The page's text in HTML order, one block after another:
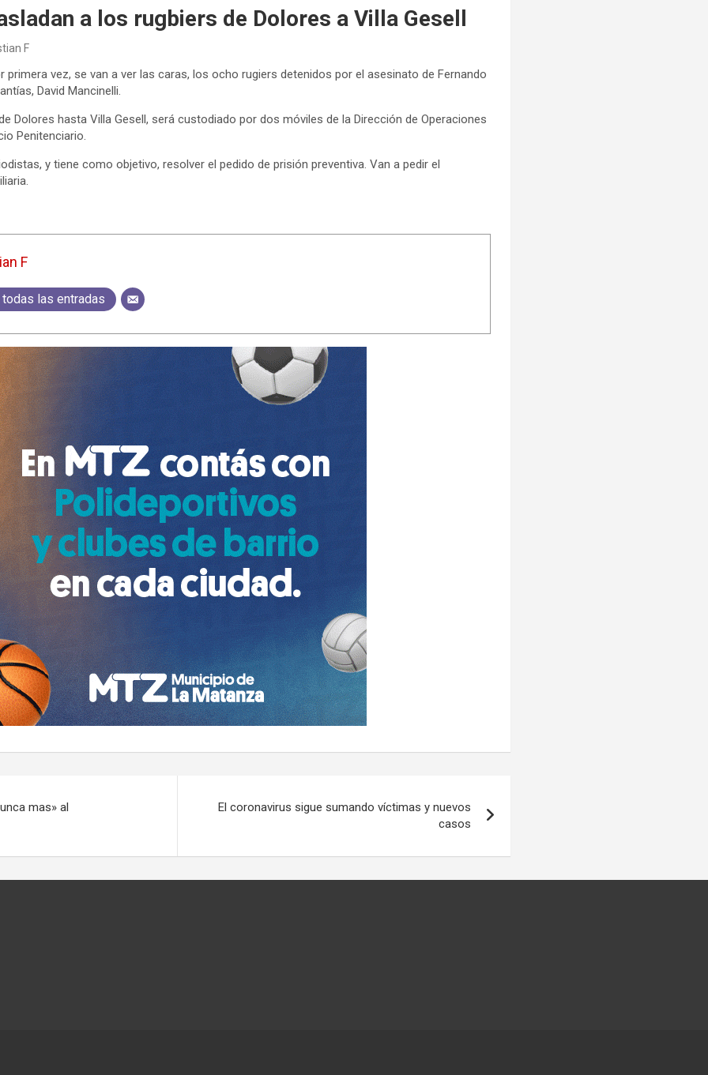
a los rugbiers de Dolores a Villa Gesell
F
primera vez, se van a ver las caras, los ocho rugiers detenidos por el asesinato de Fernando
David Mancinelli.
Dolores hasta Villa Gesell, será custodiado por dos móviles de la Dirección de Operaciones
Penitenciario.
y tiene como objetivo, resolver el pedido de prisión preventiva. Van a pedir el
F
todas las entradas
mas» al
El coronavirus sigue sumando víctimas y nuevos
casos